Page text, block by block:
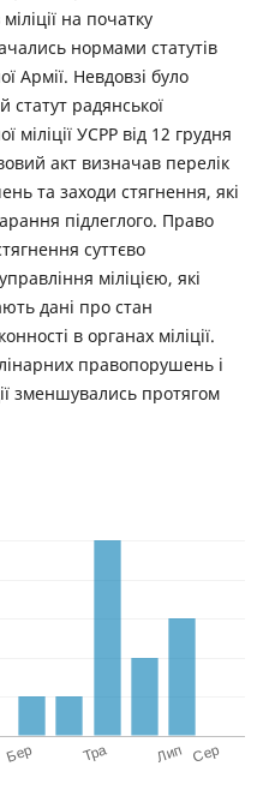
на початку
нормами статутів
Армії. Невдовзі було
радянської
міліції УСРР від 12 грудня
акт визначав перелік
та заходи стягнення, які
підлеглого. Право
суттєво
міліцією, які
дані про стан
в органах міліції.
правопорушень і
зменшувались протягом